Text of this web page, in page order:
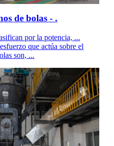
de bolas - .
por la potencia, ...
que actúa sobre el
son, ...